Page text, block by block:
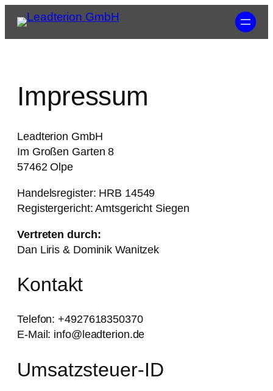
Impressum
Leadterion GmbH
Im Großen Garten 8
57462 Olpe
Handelsregister: HRB 14549
Registergericht: Amtsgericht Siegen
Vertreten durch:
Dan Liris & Dominik Wanitzek
Kontakt
Telefon: +4927618350370
E-Mail: info@leadterion.de
Umsatzsteuer-ID